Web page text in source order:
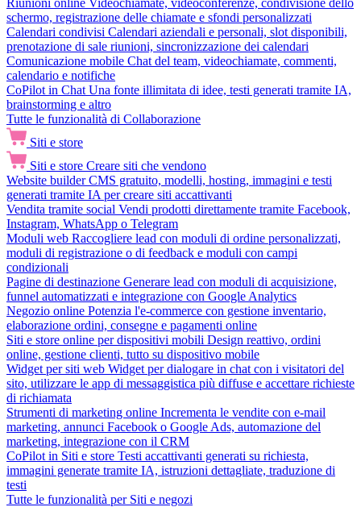
Riunioni online Videochiamate, videoconferenze, condivisione dello
schermo, registrazione delle chiamate e sfondi personalizzati
Calendari condivisi Calendari aziendali e personali, slot disponibili,
prenotazione di sale riunioni, sincronizzazione dei calendari
Comunicazione mobile Chat del team, videochiamate, commenti,
calendario e notifiche
CoPilot in Chat Una fonte illimitata di idee, testi generati tramite IA,
brainstorming e altro
Tutte le funzionalità di Collaborazione
Siti e store
Siti e store Creare siti che vendono
Website builder CMS gratuito, modelli, hosting, immagini e testi
generati tramite IA per creare siti accattivanti
Vendita tramite social Vendi prodotti direttamente tramite Facebook,
Instagram, WhatsApp o Telegram
Moduli web Raccogliere lead con moduli di ordine personalizzati,
moduli di registrazione o di feedback e moduli con campi
condizionali
Pagine di destinazione Generare lead con moduli di acquisizione,
funnel automatizzati e integrazione con Google Analytics
Negozio online Potenzia l'e-commerce con gestione inventario,
elaborazione ordini, consegne e pagamenti online
Siti e store online per dispositivi mobili Design reattivo, ordini
online, gestione clienti, tutto su dispositivo mobile
Widget per siti web Widget per dialogare in chat con i visitatori del
sito, utilizzare le app di messaggistica più diffuse e accettare richieste
di richiamata
Strumenti di marketing online Incrementa le vendite con e-mail
marketing, annunci Facebook o Google Ads, automazione del
marketing, integrazione con il CRM
CoPilot in Siti e store Testi accattivanti generati su richiesta,
immagini generate tramite IA, istruzioni dettagliate, traduzione di
testi
Tutte le funzionalità per Siti e negozi